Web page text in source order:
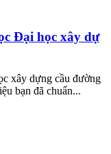
Đại học xây dự
xây dựng cầu đường
bạn đã chuẩn...